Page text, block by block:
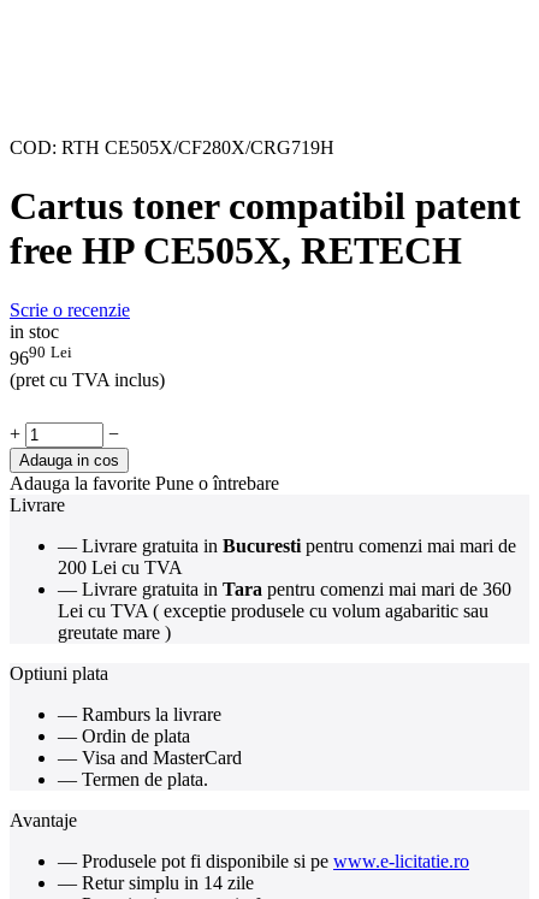
COD: RTH CE505X/CF280X/CRG719H
Cartus toner compatibil patent
free HP CE505X, RETECH
Scrie o recenzie
in stoc
9690 Lei
(pret cu TVA inclus)
+ −
Adauga in cos
Adauga la favorite Pune o întrebare
Livrare
— Livrare gratuita in Bucuresti pentru comenzi mai mari de
200 Lei cu TVA
— Livrare gratuita in Tara pentru comenzi mai mari de 360
Lei cu TVA ( exceptie produsele cu volum agabaritic sau
greutate mare )
Optiuni plata
— Ramburs la livrare
— Ordin de plata
— Visa and MasterCard
— Termen de plata.
Avantaje
— Produsele pot fi disponibile si pe www.e-licitatie.ro
— Retur simplu in 14 zile